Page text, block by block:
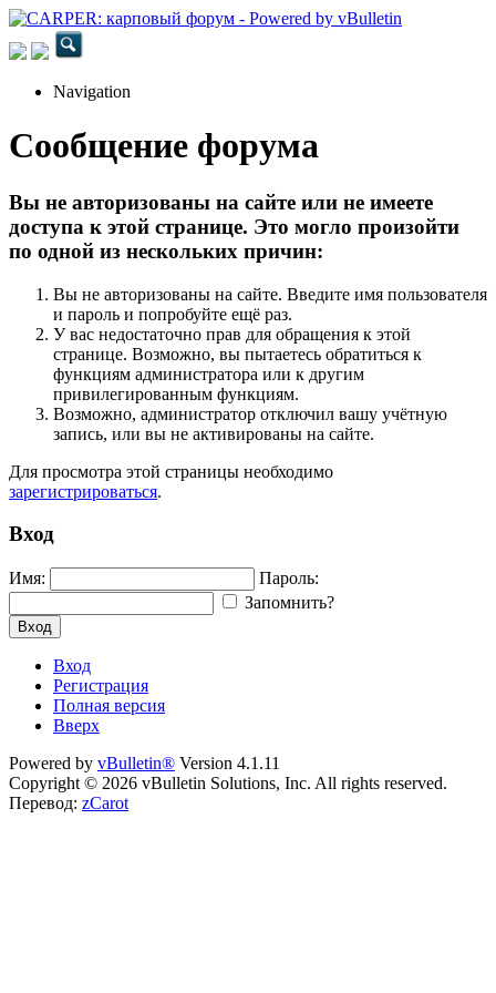
Navigation
Сообщение форума
Вы не авторизованы на сайте или не имеете
доступа к этой странице. Это могло произойти
по одной из нескольких причин:
Вы не авторизованы на сайте. Введите имя пользователя
и пароль и попробуйте ещё раз.
У вас недостаточно прав для обращения к этой
странице. Возможно, вы пытаетесь обратиться к
функциям администратора или к другим
привилегированным функциям.
Возможно, администратор отключил вашу учётную
запись, или вы не активированы на сайте.
Для просмотра этой страницы необходимо
зарегистрироваться.
Вход
Имя:
Пароль:
Запомнить?
Вход
Вход
Регистрация
Полная версия
Вверх
Powered by vBulletin® Version 4.1.11
Copyright © 2026 vBulletin Solutions, Inc. All rights reserved.
Перевод: zCarot